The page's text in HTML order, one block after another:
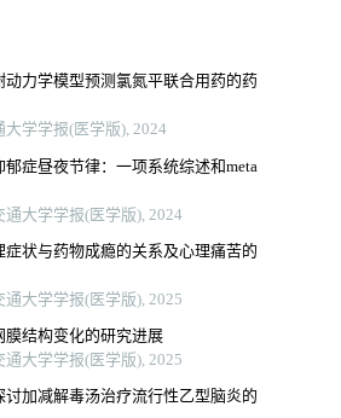
动力学模型预测氯氮平联合用药的药
大学学报(医学版), 2024
症昼夜节律：一项系统综述和meta
通大学学报(医学版), 2024
症状与药物成瘾的关系及心理痛苦的
通大学学报(医学版), 2025
膜结构变化的研究进展
通大学学报(医学版), 2025
讨加减解毒汤治疗流行性乙型脑炎的